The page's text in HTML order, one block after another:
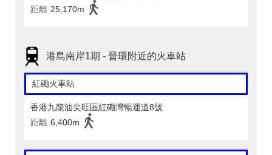
距離 25,170m
港島南岸1期 - 晉環附近的火車站
紅磡火車站
香港九龍油尖旺區紅磡灣暢運道8號
距離 6,400m